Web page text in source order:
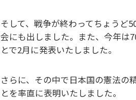
そして、戦争が終わってちょうど
会にも出しました。また、今年は
とで2月に発表いたしました。
さらに、その中で日本国の憲法の
とを率直に表明いたしました。